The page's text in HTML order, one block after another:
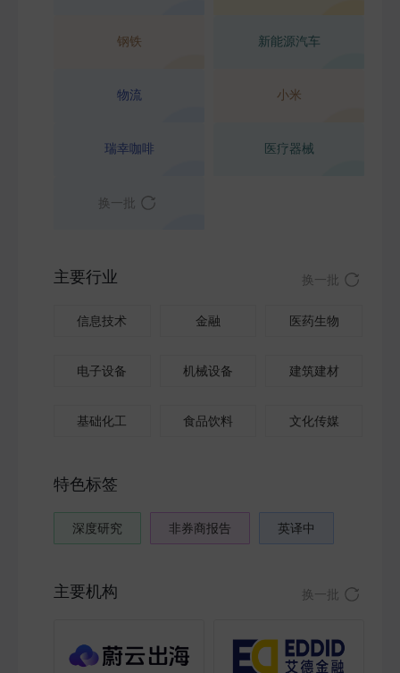
钢铁 新能源汽车
物流 小米
瑞幸咖啡 医疗器械
换一批
主要行业 换一批
信息技术 金融 医药生物
电子设备 机械设备 建筑建材
基础化工 食品饮料 文化传媒
特色标签
深度研究 非券商报告 英译中
主要机构 换一批